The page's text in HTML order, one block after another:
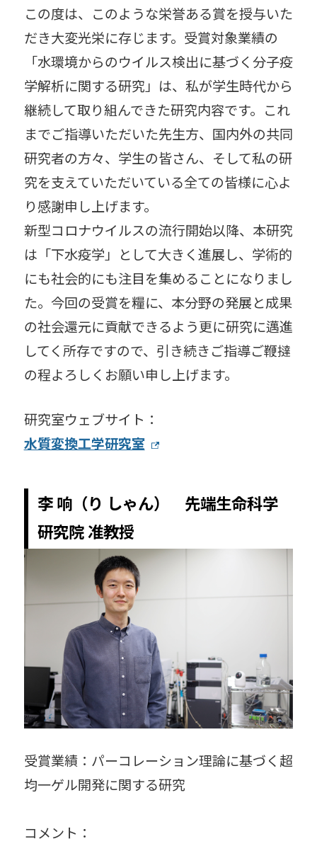
この度は、このような栄誉ある賞を授与いた
だき大変光栄に存じます。受賞対象業績の
「水環境からのウイルス検出に基づく分子疫
学解析に関する研究」は、私が学生時代から
継続して取り組んできた研究内容です。これ
までご指導いただいた先生方、国内外の共同
研究者の方々、学生の皆さん、そして私の研
究を支えていただいている全ての皆様に心よ
り感謝申し上げます。
新型コロナウイルスの流行開始以降、本研究
は「下水疫学」として大きく進展し、学術的
にも社会的にも注目を集めることになりまし
た。今回の受賞を糧に、本分野の発展と成果
の社会還元に貢献できるよう更に研究に邁進
してく所存ですので、引き続きご指導ご鞭撻
の程よろしくお願い申し上げます。
研究室ウェブサイト：
水質変換工学研究室
李 响（り しゃん） 先端生命科学
研究院 准教授
受賞業績：パーコレーション理論に基づく超
均一ゲル開発に関する研究
コメント：